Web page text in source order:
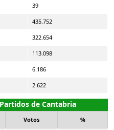
39
435.752
322.654
113.098
6.186
2.622
de Cantabria
Votos %